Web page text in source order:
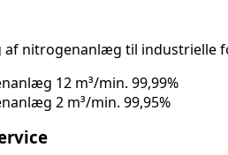
af nitrogenanlæg til industrielle
12 m³/min. 99,99%
2 m³/min. 99,95%